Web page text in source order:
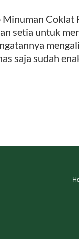
setia untuk
saja sudah